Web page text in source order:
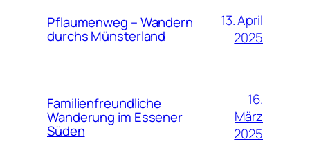
Pflaumenweg – Wandern
durchs Münsterland
13. April
2025
Familienfreundliche
Wanderung im Essener
Süden
16.
März
2025